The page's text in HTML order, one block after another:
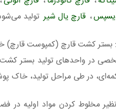
، قارچ یال شیر تولید
کشت قارچ (کمپوست قارچ)
در واحدهای تولید بستر
در طی مراحل تولید، خاک
نظیر مخلوط کردن مواد اولیه